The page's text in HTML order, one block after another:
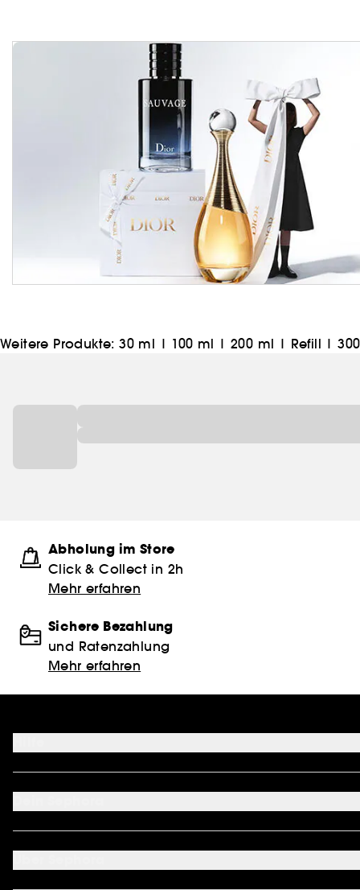
Weitere Produkte:30 ml | 100 ml |200 ml | Refill |
Abholung im Store
Click & Collect in 2h
Mehr erfahren
Sichere Bezahlung
und Ratenzahlung
Mehr erfahren
FAQ
Kontakt
Mein Konto
Sephora Unlimited